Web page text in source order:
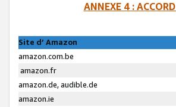
ANNEXE 4 :
Site d’ Amazon
amazon.com.be
amazon.fr
amazon.de, audible.de
amazon.ie